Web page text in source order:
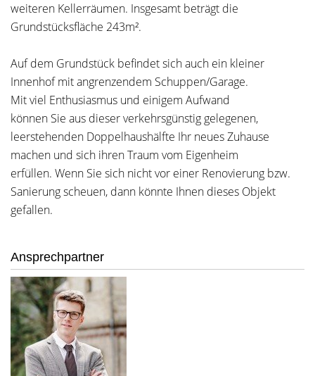
weiteren Kellerräumen. Insgesamt beträgt die
Grundstücksfläche 243m².
Auf dem Grundstück befindet sich auch ein kleiner
Innenhof mit angrenzendem Schuppen/Garage.
Mit viel Enthusiasmus und einigem Aufwand
können Sie aus dieser verkehrsgünstig gelegenen,
leerstehenden Doppelhaushälfte Ihr neues Zuhause
machen und sich ihren Traum vom Eigenheim
erfüllen. Wenn Sie sich nicht vor einer Renovierung bzw.
Sanierung scheuen, dann könnte Ihnen dieses Objekt
gefallen.
Ansprechpartner